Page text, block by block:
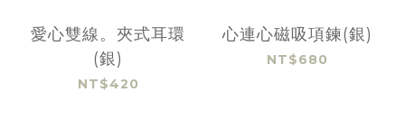
愛心雙線。夾式耳環
(銀)
NT$420
心連心磁吸項鍊(銀)
NT$680